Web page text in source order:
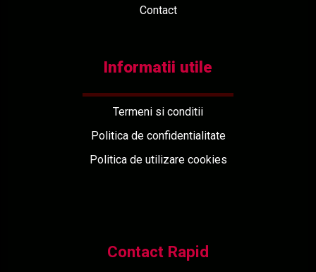
Contact
Informatii utile
Termeni si conditii
Politica de confidentialitate
Politica de utilizare cookies
Contact Rapid